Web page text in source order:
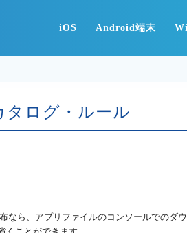
iOS Android端末
タログ・ルール
なら、アプリファイルのコンソールでのダ